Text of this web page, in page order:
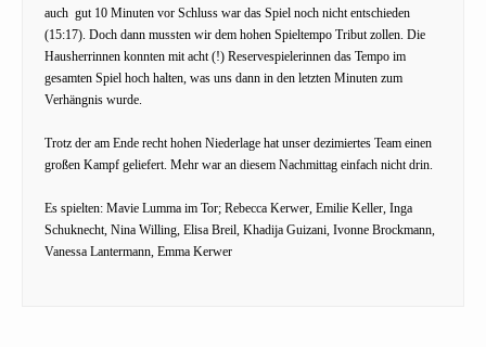
auch gut 10 Minuten vor Schluss war das Spiel noch nicht entschieden
(15:17). Doch dann mussten wir dem hohen Spieltempo Tribut zollen. Die
Hausherrinnen konnten mit acht (!) Reservespielerinnen das Tempo im
gesamten Spiel hoch halten, was uns dann in den letzten Minuten zum
Verhängnis wurde.
Trotz der am Ende recht hohen Niederlage hat unser dezimiertes Team einen
großen Kampf geliefert. Mehr war an diesem Nachmittag einfach nicht drin.
Es spielten: Mavie Lumma im Tor; Rebecca Kerwer, Emilie Keller, Inga
Schuknecht, Nina Willing, Elisa Breil, Khadija Guizani, Ivonne Brockmann,
Vanessa Lantermann, Emma Kerwer